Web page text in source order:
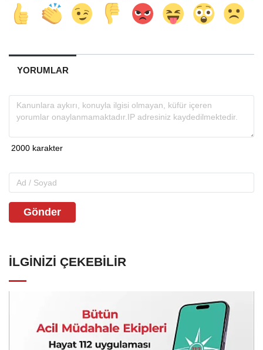
YORUMLAR
Gönder
İLGINIZI ÇEKEBILIR